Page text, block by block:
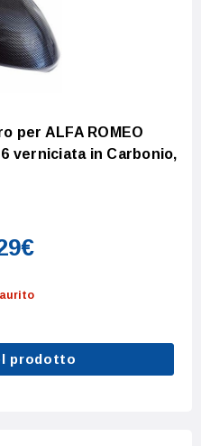
per ALFA ROMEO
verniciata in Carbonio,
prodotto